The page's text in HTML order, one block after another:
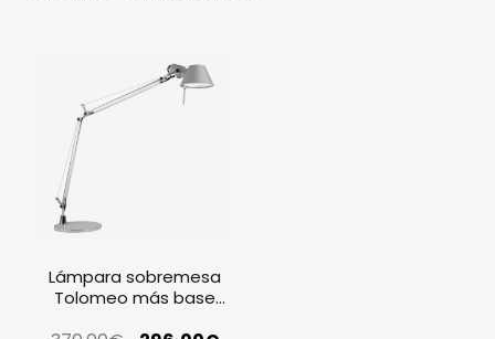
Lámpara sobremesa
Tolomeo más base